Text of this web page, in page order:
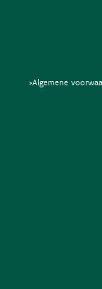
>Algemene